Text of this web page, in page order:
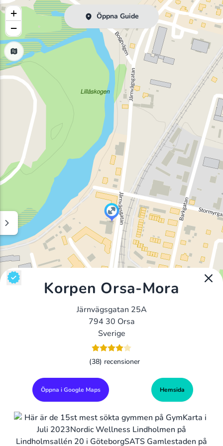
Öppna Guide
+
−
Korpen Orsa-Mora
Järnvägsgatan 25A
794 30 Orsa
Sverige
(38) recensioner
Öppna i Google Maps Hemsida
Alla Gym I Sverige Sveriges Ledande Gymkedjor